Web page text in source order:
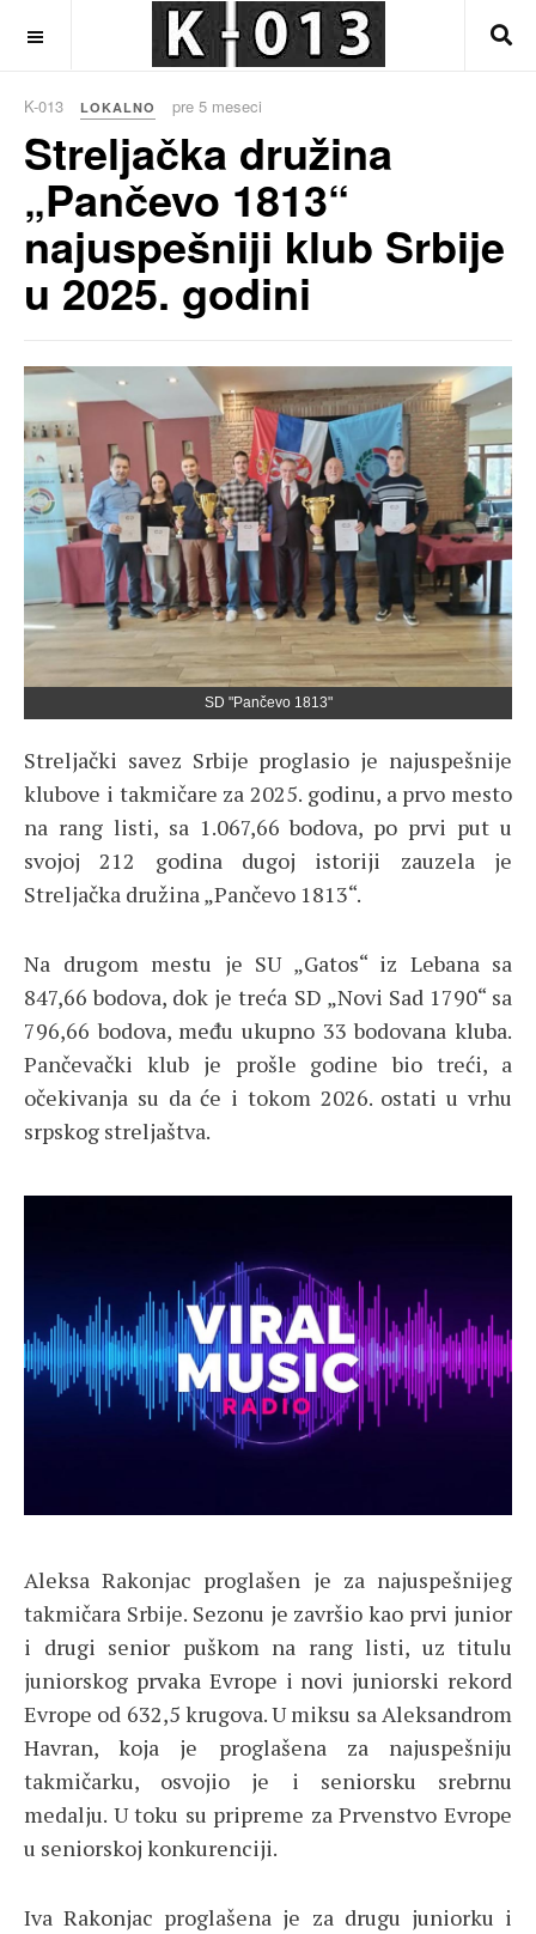
K-013 LOKALNO pre 5 meseci
Streljačka družina
„Pančevo 1813“
najuspešniji klub Srbije
u 2025. godini
SD "Pančevo 1813"
Streljački savez Srbije proglasio je najuspešnije
klubove i takmičare za 2025. godinu, a prvo mesto
na rang listi, sa 1.067,66 bodova, po prvi put u
svojoj 212 godina dugoj istoriji zauzela je
Streljačka družina „Pančevo 1813“.
Na drugom mestu je SU „Gatos“ iz Lebana sa
847,66 bodova, dok je treća SD „Novi Sad 1790“ sa
796,66 bodova, među ukupno 33 bodovana kluba.
Pančevački klub je prošle godine bio treći, a
očekivanja su da će i tokom 2026. ostati u vrhu
srpskog streljaštva.
Aleksa Rakonjac proglašen je za najuspešnijeg
takmičara Srbije. Sezonu je završio kao prvi junior
i drugi senior puškom na rang listi, uz titulu
juniorskog prvaka Evrope i novi juniorski rekord
Evrope od 632,5 krugova. U miksu sa Aleksandrom
Havran, koja je proglašena za najuspešniju
takmičarku, osvojio je i seniorsku srebrnu
medalju. U toku su pripreme za Prvenstvo Evrope
u seniorskoj konkurenciji.
Iva Rakonjac proglašena je za drugu juniorku i